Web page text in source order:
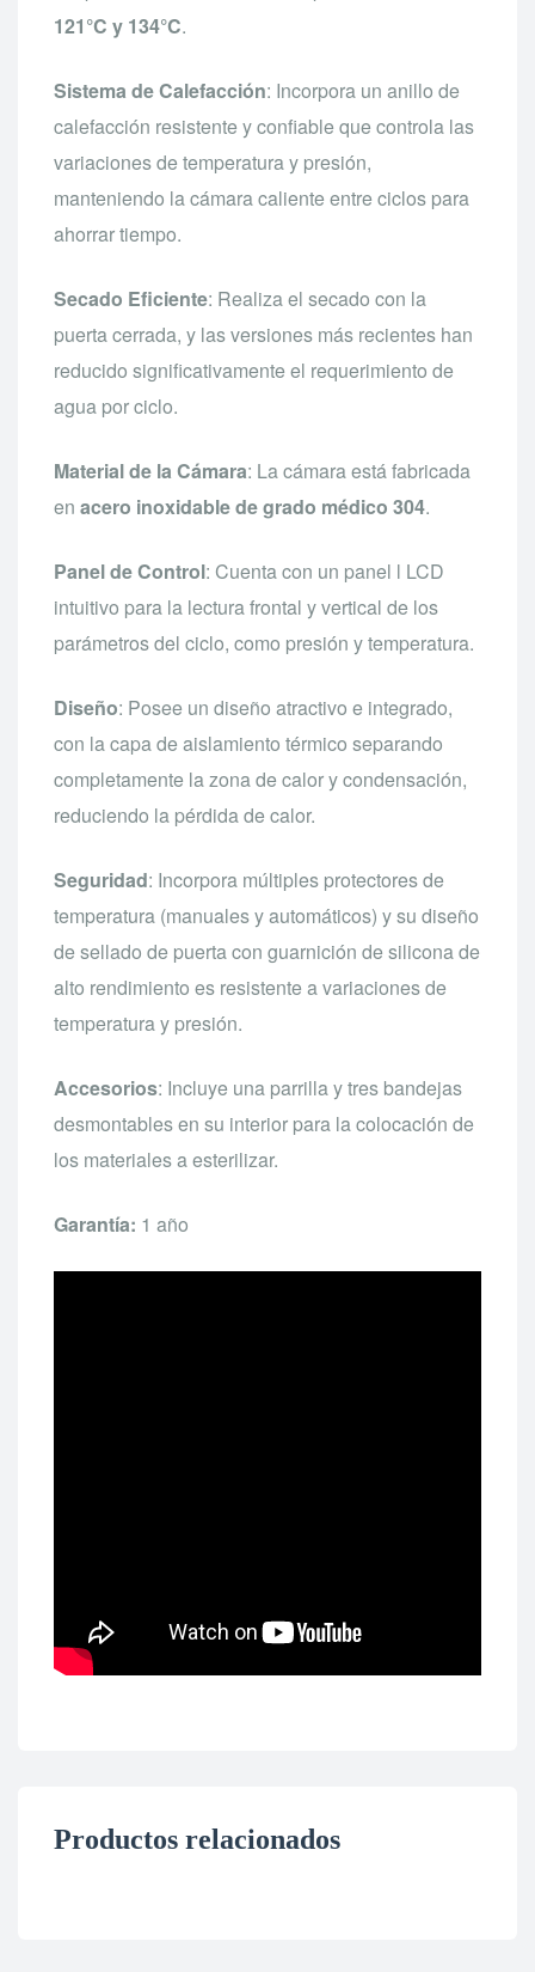
121°C y 134°C.
Sistema de Calefacción: Incorpora un anillo de
calefacción resistente y confiable que controla las
variaciones de temperatura y presión,
manteniendo la cámara caliente entre ciclos para
ahorrar tiempo.
Secado Eficiente: Realiza el secado con la
puerta cerrada, y las versiones más recientes han
reducido significativamente el requerimiento de
agua por ciclo.
Material de la Cámara: La cámara está fabricada
en acero inoxidable de grado médico 304.
Panel de Control: Cuenta con un panel l LCD
intuitivo para la lectura frontal y vertical de los
parámetros del ciclo, como presión y temperatura.
Diseño: Posee un diseño atractivo e integrado,
con la capa de aislamiento térmico separando
completamente la zona de calor y condensación,
reduciendo la pérdida de calor.
Seguridad: Incorpora múltiples protectores de
temperatura (manuales y automáticos) y su diseño
de sellado de puerta con guarnición de silicona de
alto rendimiento es resistente a variaciones de
temperatura y presión.
Accesorios: Incluye una parrilla y tres bandejas
desmontables en su interior para la colocación de
los materiales a esterilizar.
Garantía: 1 año
Productos relacionados